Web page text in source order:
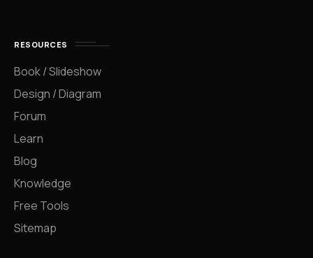
RESOURCES
Book / Slideshow
Design / Diagram
Forum
Learn
Blog
Knowledge
Free Tools
Sitemap